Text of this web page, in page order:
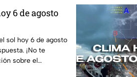
6 de agosto
sol hoy 6 de agosto
¡No te
sobre el